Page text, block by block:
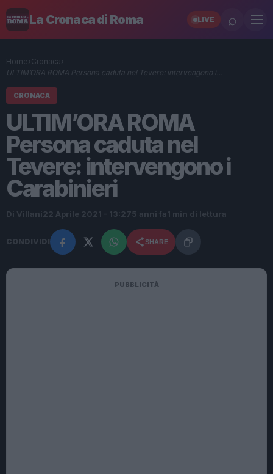
La Cronaca di Roma LIVE ⌕
Home› Cronaca›
ULTIM’ORA ROMA Persona caduta nel Tevere: intervengono i…
CRONACA
ULTIM’ORA ROMA
Persona caduta nel
Tevere: intervengono i
Carabinieri
Di Villani22 Aprile 2021 - 13:275 anni fa 1 min di lettura
CONDIVIDI SHARE
PUBBLICITÀ